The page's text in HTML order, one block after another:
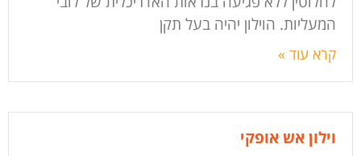
המעליות. הוילון יהיה בעל תקן
קרא עוד »
וילון אש אופקי